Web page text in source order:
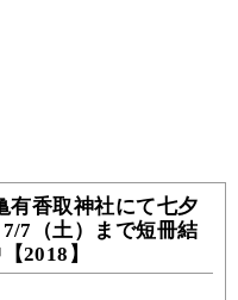
有香取神社にて七夕
7（土）まで短冊結
2018】